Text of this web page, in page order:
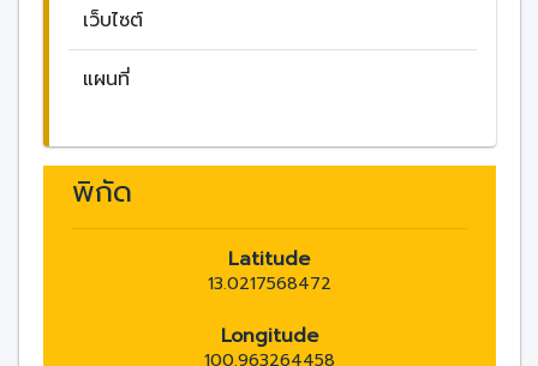
เว็บไซต์
แผนที่
พิกัด
Latitude
13.0217568472
Longitude
100.963264458